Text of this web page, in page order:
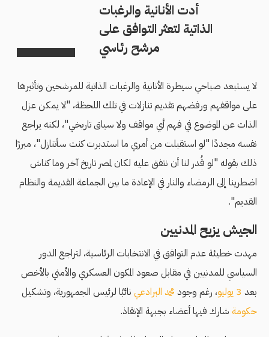
أدت الأنانية والرغبات
الذاتية لتعثر التوافق على
مرشح رئاسي
لا يستبعد صباحي سيطرة الأنانية والرغبات الذاتية للمرشحين وتأثيرها
على مواقفهم ورفضهم تقديم تنازلات في تلك اللحظة، "لا يمكن عزل
الذات عن الموضوع في فهم أي مواقف ولا سياق تاريخي"، لكنه يراجع
نفسه مجددًا "لو استقبلت من أمري ما استدبرت كنت سأتنازل"، مبررًا
ذلك بقوله "لو قُدر لنا أن نتفق عليه لكان لمصر تاريخ آخر وما كناش
اضطرينا إلى الرمضاء والنار في الإعادة ما بين الجماعة القديمة والنظام
القديم".
الجيش يزيح المدنيين
مهدت خطيئة عدم التوافق في الانتخابات الرئاسية، لتراجع الدور
السياسي للمدنيين في مقابل صعود المكون العسكري والأمني بالأخص
بعد
، رغم وجود محمد البرادعي نائبًا لرئيس الجمهورية، وتشكيل
حكومة شارك فيها أعضاء بجبهة الإنقاذ.